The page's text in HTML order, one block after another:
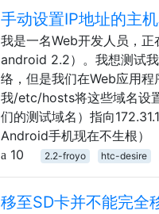
手动设置IP地址的主
我是一名Web开发人员，
android 2.2）。我想测试
络，但是我们在Web应用
我/etc/hosts将这些域名设
们的测试域名）指向
Android手机现在不生根）
10
2.2-froyo htc-desire
移至SD卡并不能完全